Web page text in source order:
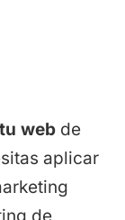
web de
aplicar
de